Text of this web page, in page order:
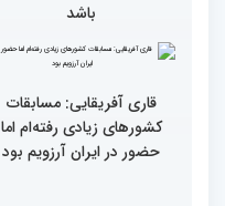
همه باید قرآنی و اهل قرآن
شویم/ ایران بیش از